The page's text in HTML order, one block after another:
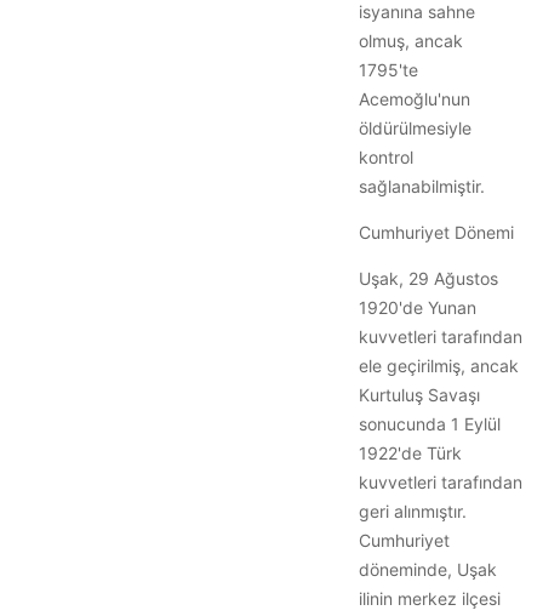
isyanına sahne
olmuş, ancak
1795'te
Acemoğlu'nun
öldürülmesiyle
kontrol
sağlanabilmiştir.
Cumhuriyet Dönemi
Uşak, 29 Ağustos
1920'de Yunan
kuvvetleri tarafından
ele geçirilmiş, ancak
Kurtuluş Savaşı
sonucunda 1 Eylül
1922'de Türk
kuvvetleri tarafından
geri alınmıştır.
Cumhuriyet
döneminde, Uşak
ilinin merkez ilçesi